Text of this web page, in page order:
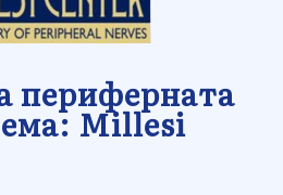
периферната
Millesi